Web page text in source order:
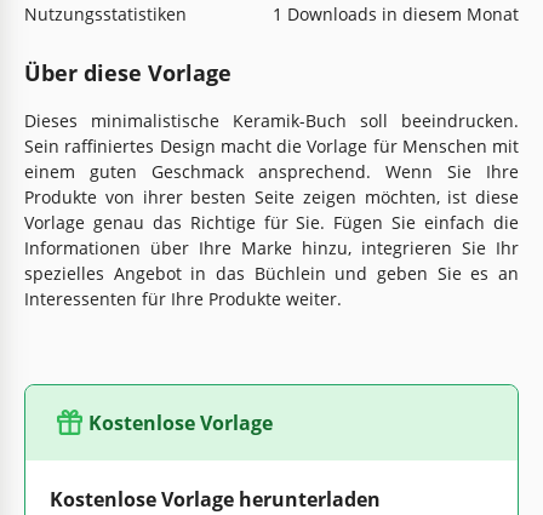
Nutzungsstatistiken
1 Downloads in diesem Monat
Über diese Vorlage
Dieses minimalistische Keramik-Buch soll beeindrucken.
Sein raffiniertes Design macht die Vorlage für Menschen mit
einem guten Geschmack ansprechend. Wenn Sie Ihre
Produkte von ihrer besten Seite zeigen möchten, ist diese
Vorlage genau das Richtige für Sie. Fügen Sie einfach die
Informationen über Ihre Marke hinzu, integrieren Sie Ihr
spezielles Angebot in das Büchlein und geben Sie es an
Interessenten für Ihre Produkte weiter.
Kostenlose Vorlage
Kostenlose Vorlage herunterladen